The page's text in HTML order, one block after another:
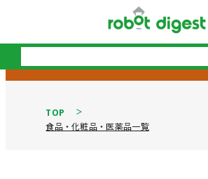
TOP
食品・化粧品・医薬品一覧